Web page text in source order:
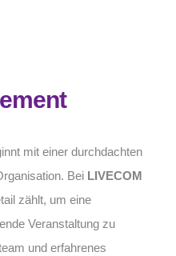
mit einer durchdachten
Bei LIVECOM
zählt, um eine
Veranstaltung zu
und erfahrenes